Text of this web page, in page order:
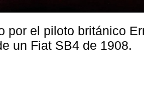
por el piloto británico
un Fiat SB4 de 1908.